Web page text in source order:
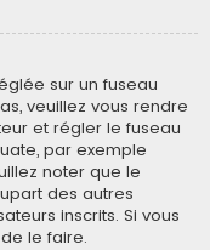
sur un fuseau
veuillez vous rendre
et régler le fuseau
par exemple
noter que le
des autres
inscrits. Si vous
de le faire.